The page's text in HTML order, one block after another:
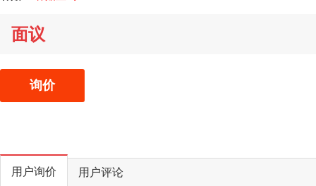
面议
询价
用户询价 用户评论